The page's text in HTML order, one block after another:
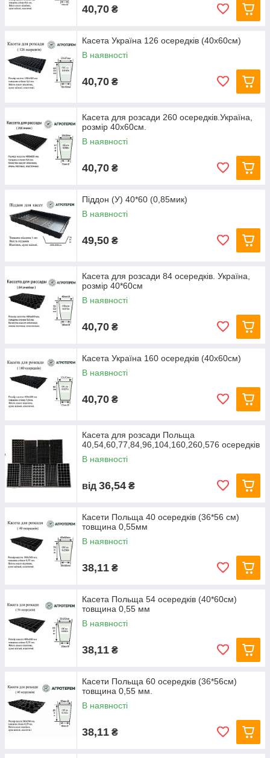
40,70 ₴
Касета Україна 126 осередків (40х60см)
В наявності
40,70 ₴
Касета для розсади 260 осередків.Україна,
розмір 40х60см.
В наявності
40,70 ₴
Піддон (У) 40*60 (0,85мик)
В наявності
49,50 ₴
Касета для розсади 84 осередків. Україна,
розмір 40*60см
В наявності
40,70 ₴
Касета Україна 160 осередків (40х60см)
В наявності
40,70 ₴
Касета для розсади Польща
40,54,60,77,84,96,104,160,260,576 осередків
В наявності
від 36,54 ₴
Касети Польща 40 осередків (36*56 см)
товщина 0,55мм
В наявності
38,11 ₴
Касета Польща 54 осередків (40*60см)
товщина 0,55 мм
В наявності
38,11 ₴
Касети Польща 60 осередків (36*56см)
товщина 0,55 мм.
В наявності
38,11 ₴